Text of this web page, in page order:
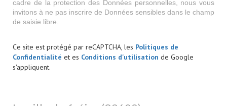
cadre de la protection des Données personnelles, nous vous
invitons à ne pas inscrire de Données sensibles dans le champ
de saisie libre.
Ce site est protégé par reCAPTCHA, les Politiques de
Confidentialité et es Conditions d'utilisation de Google
s'appliquent.